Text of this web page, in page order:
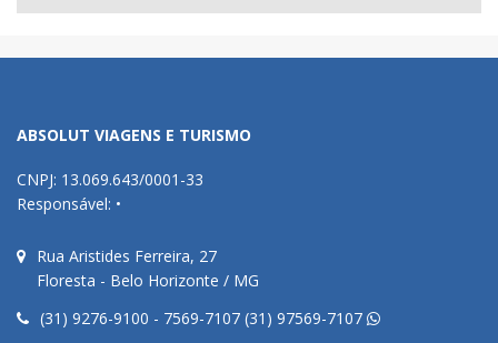
ABSOLUT VIAGENS E TURISMO
CNPJ: 13.069.643/0001-33
Responsável: •
Rua Aristides Ferreira, 27
Floresta - Belo Horizonte / MG
(31) 9276-9100 - 7569-7107 (31) 97569-7107